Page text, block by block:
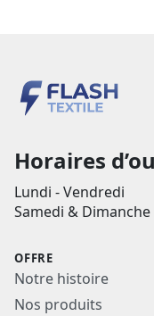
l’environnement.
shirt bio unisexe :
À Toulouse et en
professionnels,
ou broderie :
rendu à votre
métier.
Horaires
Lundi - Vendredi
Samedi & Dimanche
OFFRE
Notre histoire
Nos produits